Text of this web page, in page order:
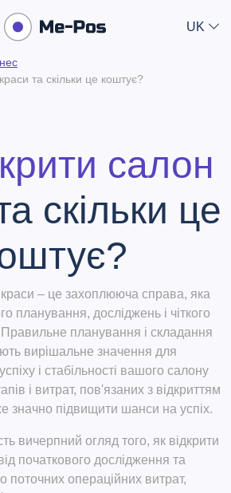
UK
та скільки це коштує?
салон
скільки це
краси – це захоплююча справа, яка
планування, досліджень і чіткого
Правильне планування і складання
вирішальне значення для
і стабільності вашого салону
і витрат, пов'язаних з відкриттям
значно підвищити шанси на успіх.
вичерпний огляд того, як відкрити
початкового дослідження та
поточних операційних витрат,